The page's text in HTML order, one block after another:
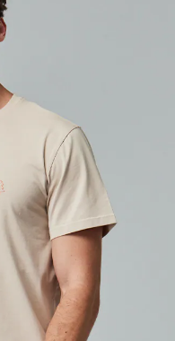
以下簡稱本公司）所提供，讓
，並由商店將買賣／分期付款
帳單繳交帳款。
關係目的，商店將以您的個人
哥大進項蒐集、處理及利用，
認、核對及更正。
oppay.tw/userRule
為交易完成。
但若您需要取消訂單，請聯絡
視為有效，需透過AFTEE先享
帳頁面顯示為準，若有關於
問，請聯繫「AFTEE先享後付
support/home
先享後付」服務完成之交
並將交易相關給付款項請求債
：
監護人之同意方可使用
之損失，本公司不負相關責
帳號之用戶狀況，依本公司即
之情形，本公司將視審查結果
冊。若發現惡意使用之情形，
費
不提供京站紙袋，取件時